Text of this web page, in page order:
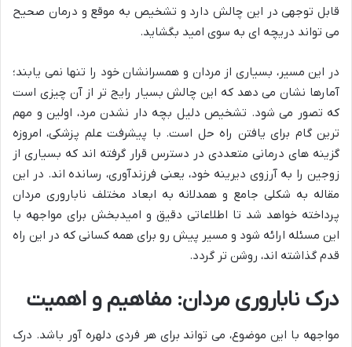
قابل توجهی در این چالش دارد و تشخیص به موقع و درمان صحیح
می تواند دریچه ای به سوی امید بگشاید.
در این مسیر، بسیاری از مردان و همسرانشان خود را تنها نمی یابند؛
آمارها نشان می دهد که این چالش بسیار رایج تر از آن چیزی است
که تصور می شود. تشخیص دلیل بچه دار نشدن مرد، اولین و مهم
ترین گام برای یافتن راه حل است. با پیشرفت علم پزشکی، امروزه
گزینه های درمانی متعددی در دسترس قرار گرفته اند که بسیاری از
زوجین را به آرزوی دیرینه خود، یعنی فرزندآوری، رسانده اند. در این
مقاله به شکلی جامع و همدلانه به ابعاد مختلف ناباروری مردان
پرداخته خواهد شد تا اطلاعاتی دقیق و امیدبخش برای مواجهه با
این مسئله ارائه شود و مسیر پیش رو برای همه کسانی که در این راه
قدم گذاشته اند، روشن تر گردد.
درک ناباروری مردان: مفاهیم و اهمیت
مواجهه با این موضوع، می تواند برای هر فردی دلهره آور باشد. درک